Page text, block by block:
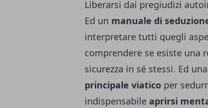
Liberarsi dai pregiudizi
Ed un manuale di
interpretare tutti quegli
comprendere se esiste una
sicurezza in sé stessi. Ed
principale viatico per
indispensabile aprirsi